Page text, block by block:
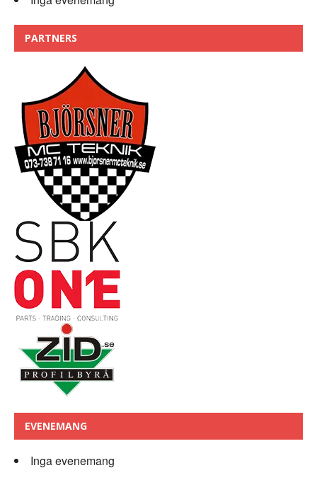
PARTNERS
EVENEMANG
Inga evenemang